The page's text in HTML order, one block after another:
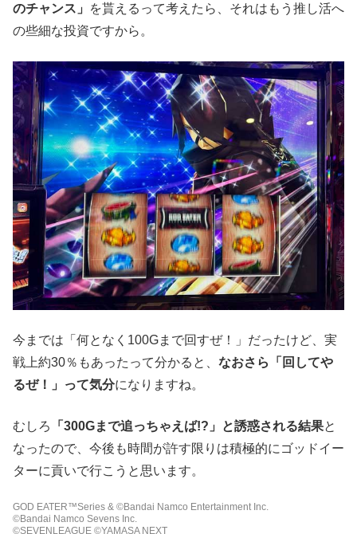
のチャンス」
を貰えるって考えたら、それはもう推し活へ
の些細な投資ですから。
今までは「何となく100Gまで回すぜ！」だったけど、実
戦上約30％もあったって分かると、 なおさら「回してや
るぜ！」って気分になりますね。
むしろ 「300Gまで追っちゃえば!?」と誘惑される結果と
なったので、今後も時間が許す限りは積極的にゴッドイー
ターに貢いで行こうと思います。
GOD EATER™Series & ©Bandai Namco Entertainment Inc.
©Bandai Namco Sevens Inc.
©SEVENLEAGUE ©YAMASA NEXT